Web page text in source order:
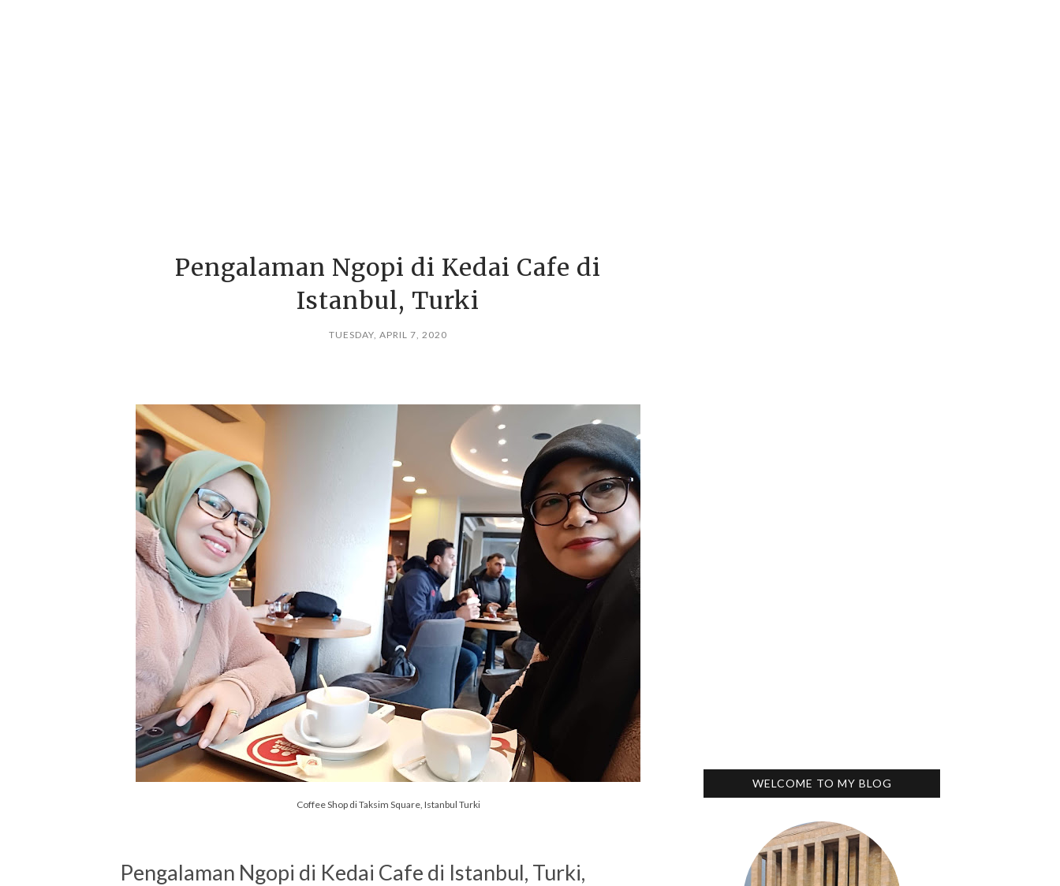
Pengalaman Ngopi di Kedai Cafe di
Istanbul, Turki
TUESDAY, APRIL 7, 2020
Coffee Shop di Taksim Square, Istanbul Turki
Pengalaman Ngopi di Kedai Cafe di Istanbul, Turki,
WELCOME TO MY BLOG